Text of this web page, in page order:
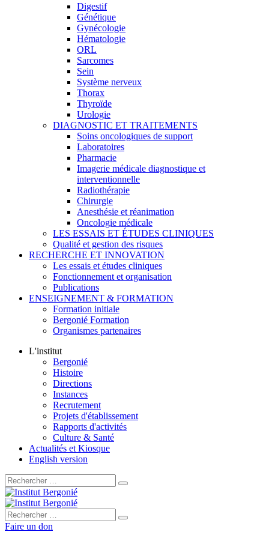
Digestif
Génétique
Gynécologie
Hématologie
ORL
Sarcomes
Sein
Système nerveux
Thorax
Thyroïde
Urologie
DIAGNOSTIC ET TRAITEMENTS
Soins oncologiques de support
Laboratoires
Pharmacie
Imagerie médicale diagnostique et
interventionnelle
Radiothérapie
Chirurgie
Anesthésie et réanimation
Oncologie médicale
LES ESSAIS ET ÉTUDES CLINIQUES
Qualité et gestion des risques
RECHERCHE ET INNOVATION
Les essais et études cliniques
Fonctionnement et organisation
Publications
ENSEIGNEMENT & FORMATION
Formation initiale
Bergonié Formation
Organismes partenaires
L'institut
Bergonié
Histoire
Directions
Instances
Recrutement
Projets d'établissement
Rapports d'activités
Culture & Santé
Actualités et Kiosque
English version
Rechercher :
Rechercher :
Faire un don